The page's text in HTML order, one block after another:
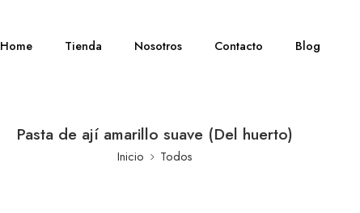
Home Tienda Nosotros Contacto Blog
Pasta de ají amarillo suave (Del huerto)
Inicio Todos